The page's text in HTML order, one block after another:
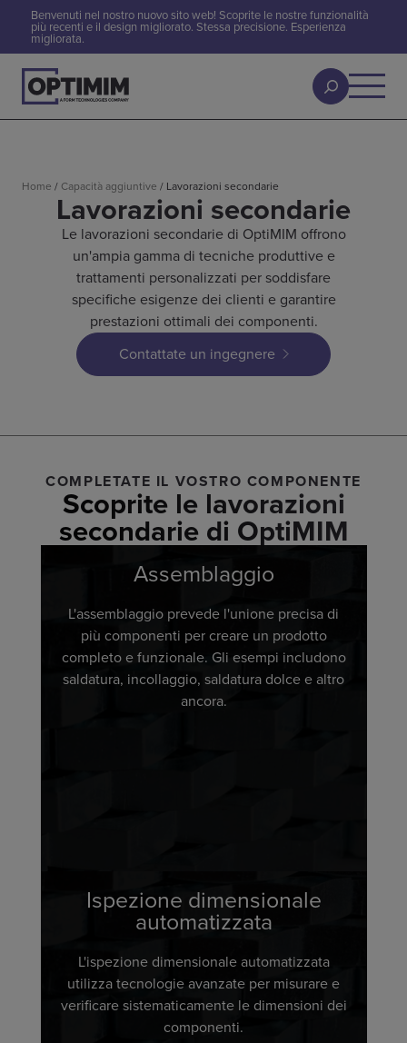
Benvenuti nel nostro nuovo sito web! Scoprite le nostre funzionalità
più recenti e il design migliorato. Stessa precisione. Esperienza
migliorata.
Home / Capacità aggiuntive / Lavorazioni secondarie
Lavorazioni secondarie
Le lavorazioni secondarie di OptiMIM offrono
un'ampia gamma di tecniche produttive e
trattamenti personalizzati per soddisfare
specifiche esigenze dei clienti e garantire
prestazioni ottimali dei componenti.
Contattate un ingegnere
COMPLETATE IL VOSTRO COMPONENTE
Scoprite le lavorazioni
secondarie di OptiMIM
Assemblaggio
L'assemblaggio prevede l'unione precisa di
più componenti per creare un prodotto
completo e funzionale. Gli esempi includono
saldatura, incollaggio, saldatura dolce e altro
ancora.
Ispezione dimensionale
automatizzata
L'ispezione dimensionale automatizzata
utilizza tecnologie avanzate per misurare e
verificare sistematicamente le dimensioni dei
componenti.